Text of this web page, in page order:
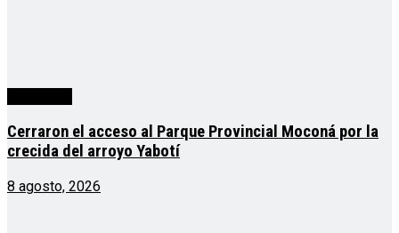
Cerraron el acceso al Parque Provincial Moconá por la
crecida del arroyo Yabotí
8 agosto, 2026